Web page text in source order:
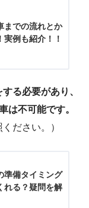
までの流れとか
例も紹介！！
る必要があり、
は不可能です。
ださい。）
準備タイミング
れる？疑問を解